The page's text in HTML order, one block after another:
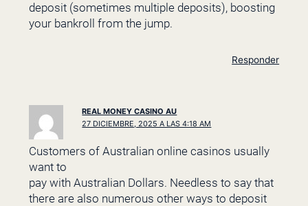
deposit (sometimes multiple deposits), boosting
your bankroll from the jump.
Responder
REAL MONEY CASINO AU
27 DICIEMBRE, 2025 A LAS 4:18 AM
Customers of Australian online casinos usually
want to
pay with Australian Dollars. Needless to say that
there are also numerous other ways to deposit